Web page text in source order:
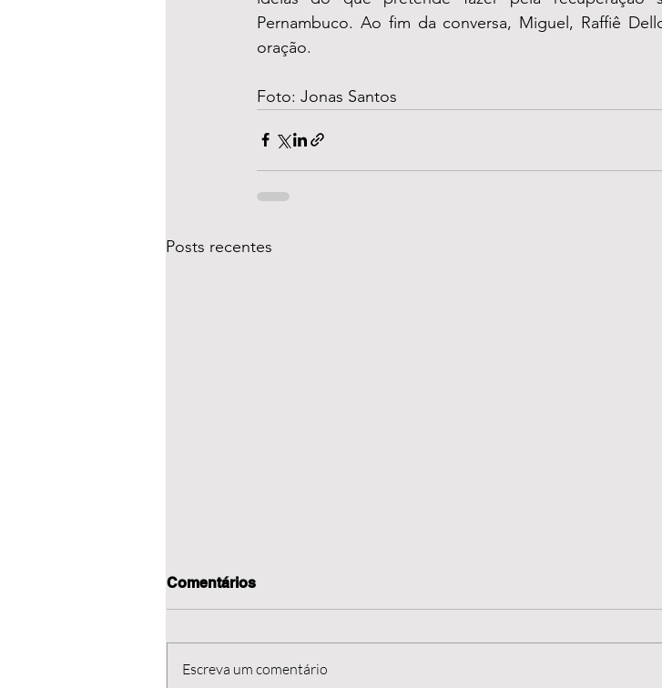
Pernambuco. Ao fim da conversa, Miguel, Raffiê
oração.
Foto: Jonas Santos
Posts recentes
Comentários
Escreva um comentário